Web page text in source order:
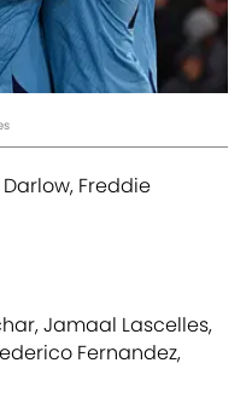
Freddie
Jamaal Lascelles,
Fernandez,